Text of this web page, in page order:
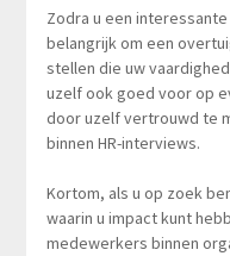
Zodra u een
belangrijk om een
stellen die uw
uzelf ook goed voor op
door uzelf vertrouwd te
binnen HR-interviews.
Kortom, als u op zoek
waarin u impact kunt
medewerkers binnen